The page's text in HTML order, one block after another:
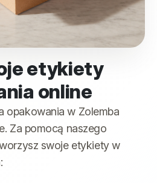
etykiety
online
opakowania w Zolemba
Za pomocą naszego
swoje etykiety w